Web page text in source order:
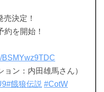
決定！
を開始！
BSMYwz9TDC
ョン：内田雄馬さん）
#餓狼伝説 #CotW